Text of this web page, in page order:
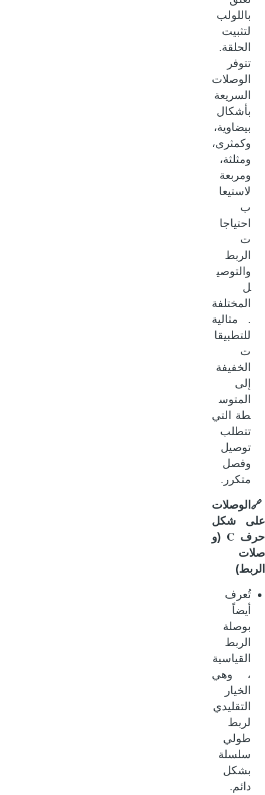
باللولب
لتثبيت
الحلقة.
تتوفر
الوصلات
السريعة
بأشكال
بيضاوية،
وكمثرى،
ومثلثة،
ومربعة
لاستيعا
احتياجا
الربط
والتوصي
المختلفة
. مثالية
للتطبيقا
الخفيفة
إلى
المتوس
طة التي
تتطلب
توصيل
وفصل
متكرر.
الوصلات
شكل
C(و
تُعرف
أيضاً
بوصلة
الربط
القياسية
، وهي
الخيار
التقليدي
لربط
طولي
سلسلة
بشكل
دائم.